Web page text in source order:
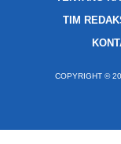
TIM
COPYRIGHT ©